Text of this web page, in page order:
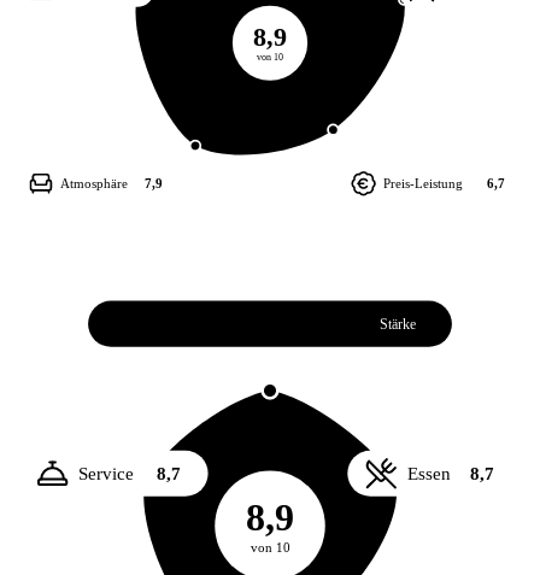
8,9
von 10
Preis-Leistung 6,7
Atmosphäre 7,9
8,9
von 10
Stärke
Essen 8,7
Service 8,7